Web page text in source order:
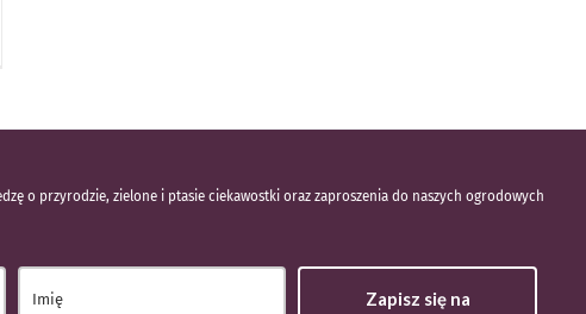
o przyrodzie, zielone i ptasie ciekawostki oraz zaproszenia do naszych ogrodowych
Zapisz się na